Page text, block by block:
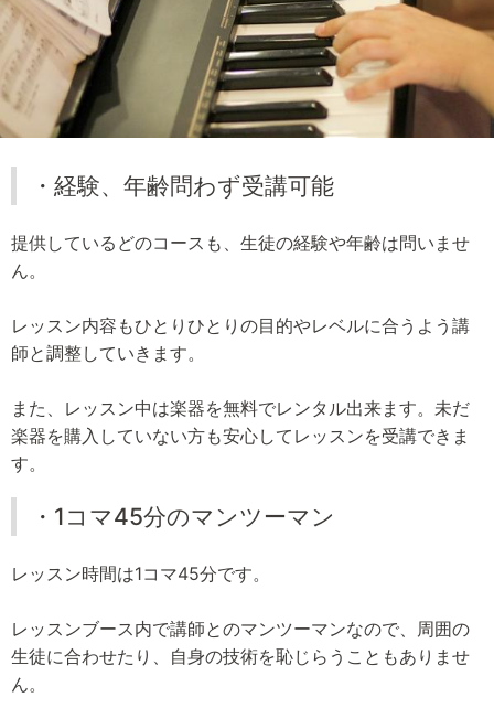
・経験、年齢問わず受講可能
提供しているどのコースも、生徒の経験や年齢は問いませ
ん。
レッスン内容もひとりひとりの目的やレベルに合うよう講
師と調整していきます。
また、レッスン中は楽器を無料でレンタル出来ます。未だ
楽器を購入していない方も安心してレッスンを受講できま
す。
・1コマ45分のマンツーマン
レッスン時間は1コマ45分です。
レッスンブース内で講師とのマンツーマンなので、周囲の
生徒に合わせたり、自身の技術を恥じらうこともありませ
ん。